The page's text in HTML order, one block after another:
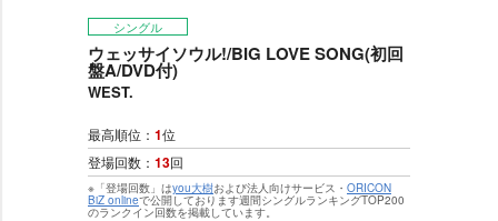
シングル
ウェッサイソウル!/BIG LOVE SONG(初回
盤A/DVD付)
WEST.
最高順位： 1位
登場回数： 13回
※「登場回数」はyou大樹および法人向けサービス・ ORICON
BiZ onlineで公開しております週間シングルランキングTOP200
のランクイン回数を掲載しています。